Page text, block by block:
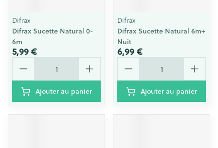
Difrax
Difrax Sucette Natural 0-
6m
5,99 €
Quantité
Ajouter au panier
Difrax
Difrax Sucette Natural 6m+
Nuit
6,99 €
Quantité
Ajouter au panier